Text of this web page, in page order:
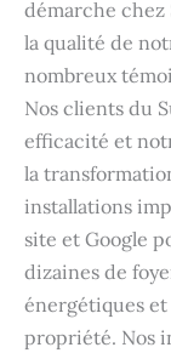
démarche chez
la qualité de
nombreux
Nos clients du
efficacité et
la
installations
site et Google
dizaines de
énergétiques
propriété. Nos